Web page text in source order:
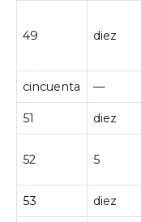
49 diez
cincuenta —
51 diez
52 5
53 diez